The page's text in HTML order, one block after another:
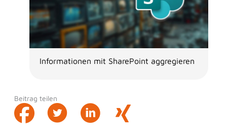
Informationen mit SharePoint aggregieren
Beitrag teilen